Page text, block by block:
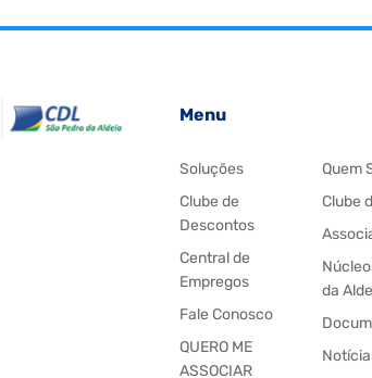
Menu
Soluções
Clube de
Descontos
Central de
Empregos
Fale Conosco
QUERO ME
ASSOCIAR
Quem
Clube
da